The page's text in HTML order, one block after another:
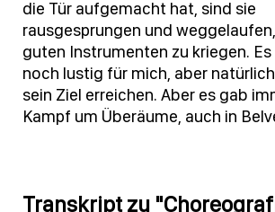
die Tür aufgemacht hat, sind sie
rausgesprungen und
guten Instrumenten zu kriegen.
noch lustig für mich, aber
sein Ziel erreichen. Aber es gab
Kampf um Überäume, auch in
Transkript zu